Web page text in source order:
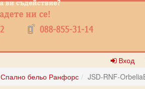
Вход
Спално бельо Ранфорс JSD-RNF-